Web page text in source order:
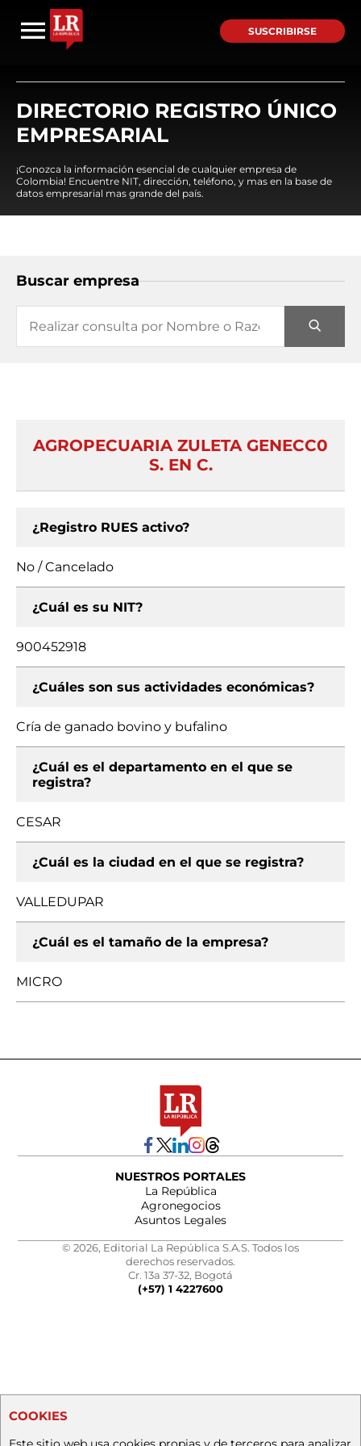
SUSCRIBIRSE
DIRECTORIO REGISTRO ÚNICO
EMPRESARIAL
¡Conozca la información esencial de cualquier empresa de
Colombia! Encuentre NIT, dirección, teléfono, y mas en la base de
datos empresarial mas grande del país.
Buscar empresa
AGROPECUARIA ZULETA GENECC0
S. EN C.
¿Registro RUES activo?
No / Cancelado
¿Cuál es su NIT?
900452918
¿Cuáles son sus actividades económicas?
Cría de ganado bovino y bufalino
¿Cuál es el departamento en el que se
registra?
CESAR
¿Cuál es la ciudad en el que se registra?
VALLEDUPAR
¿Cuál es el tamaño de la empresa?
MICRO
NUESTROS PORTALES
La República
Agronegocios
Asuntos Legales
© 2026, Editorial La República S.A.S. Todos los
derechos reservados.
Cr. 13a 37-32, Bogotá
(+57) 1 4227600
COOKIES